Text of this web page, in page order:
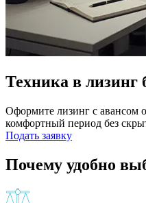
Техника в лизинг
Оформите лизинг с авансом
комфортный период без
Подать заявку
Почему удобно